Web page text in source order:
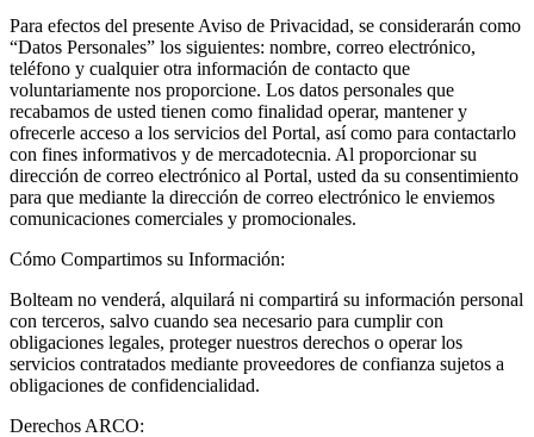
Para efectos del presente Aviso de Privacidad, se considerarán como
“Datos Personales” los siguientes: nombre, correo electrónico,
teléfono y cualquier otra información de contacto que
voluntariamente nos proporcione. Los datos personales que
recabamos de usted tienen como finalidad operar, mantener y
ofrecerle acceso a los servicios del Portal, así como para contactarlo
con fines informativos y de mercadotecnia. Al proporcionar su
dirección de correo electrónico al Portal, usted da su consentimiento
para que mediante la dirección de correo electrónico le enviemos
comunicaciones comerciales y promocionales.
Cómo Compartimos su Información:
Bolteam no venderá, alquilará ni compartirá su información personal
con terceros, salvo cuando sea necesario para cumplir con
obligaciones legales, proteger nuestros derechos o operar los
servicios contratados mediante proveedores de confianza sujetos a
obligaciones de confidencialidad.
Derechos ARCO: